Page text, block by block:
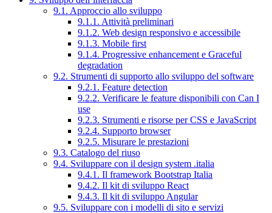
9.1. Approccio allo sviluppo
9.1.1. Attività preliminari
9.1.2. Web design responsivo e accessibile
9.1.3. Mobile first
9.1.4. Progressive enhancement e Graceful
degradation
9.2. Strumenti di supporto allo sviluppo del software
9.2.1. Feature detection
9.2.2. Verificare le feature disponibili con Can I
use
9.2.3. Strumenti e risorse per CSS e JavaScript
9.2.4. Supporto browser
9.2.5. Misurare le prestazioni
9.3. Catalogo del riuso
9.4. Sviluppare con il design system .italia
9.4.1. Il framework Bootstrap Italia
9.4.2. Il kit di sviluppo React
9.4.3. Il kit di sviluppo Angular
9.5. Sviluppare con i modelli di sito e servizi